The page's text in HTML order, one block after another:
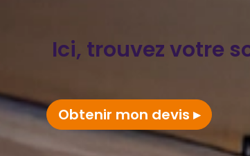
Ici, trouvez votre
Obtenir mon devis